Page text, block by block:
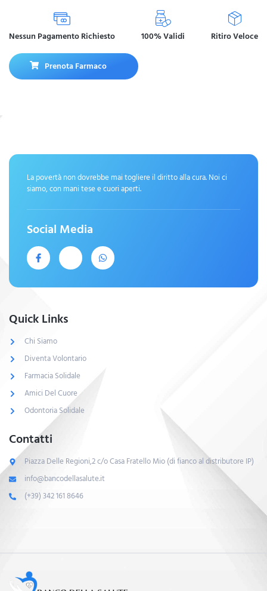
Nessun Pagamento Richiesto 100% Validi Ritiro Veloce
Prenota Farmaco
La povertà non dovrebbe mai togliere il diritto alla cura. Noi ci
siamo, con mani tese e cuori aperti.
Social Media
Quick Links
Chi Siamo
Diventa Volontario
Farmacia Solidale
Amici Del Cuore
Odontoria Solidale
Contatti
Piazza Delle Regioni,2 c/o Casa Fratello Mio (di fianco al distributore IP)
info@bancodellasalute.it
(+39) 342 161 8646